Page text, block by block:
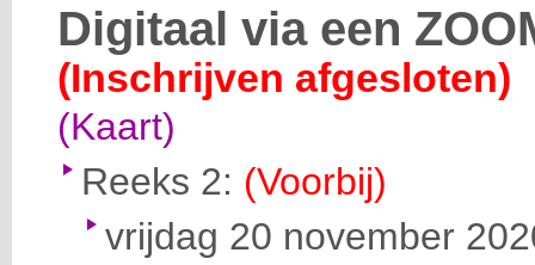
Digitaal via een
(Inschrijven afgesloten)
(Kaart)
Reeks 2: (Voorbij)
vrijdag 20 november